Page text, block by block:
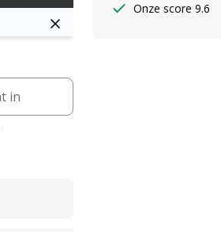
Onze score 9.6